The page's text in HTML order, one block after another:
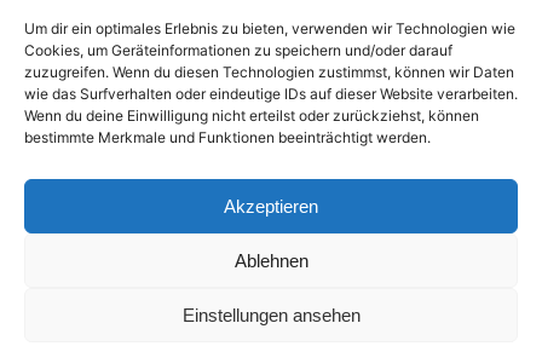
Um dir ein optimales Erlebnis zu bieten, verwenden wir Technologien wie
Cookies, um Geräteinformationen zu speichern und/oder darauf
zuzugreifen. Wenn du diesen Technologien zustimmst, können wir Daten
wie das Surfverhalten oder eindeutige IDs auf dieser Website verarbeiten.
Wenn du deine Einwilligung nicht erteilst oder zurückziehst, können
bestimmte Merkmale und Funktionen beeinträchtigt werden.
Akzeptieren
Ablehnen
Einstellungen ansehen
Datenschutzerklärung und Haftungsausschluss
Impressum